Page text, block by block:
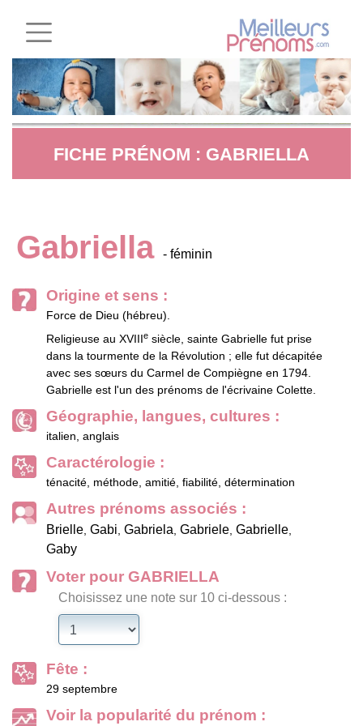
FICHE PRÉNOM : GABRIELLA
Gabriella - féminin
Origine et sens :
Force de Dieu (hébreu).
Religieuse au XVIIIe siècle, sainte Gabrielle fut prise
dans la tourmente de la Révolution ; elle fut décapitée
avec ses sœurs du Carmel de Compiègne en 1794.
Gabrielle est l'un des prénoms de l'écrivaine Colette.
Géographie, langues, cultures :
italien, anglais
Caractérologie :
ténacité, méthode, amitié, fiabilité, détermination
Autres prénoms associés :
Brielle, Gabi, Gabriela, Gabriele, Gabrielle,
Gaby
Voter pour GABRIELLA
Choisissez une note sur 10 ci-dessous :
Fête :
29 septembre
Voir la popularité du prénom :